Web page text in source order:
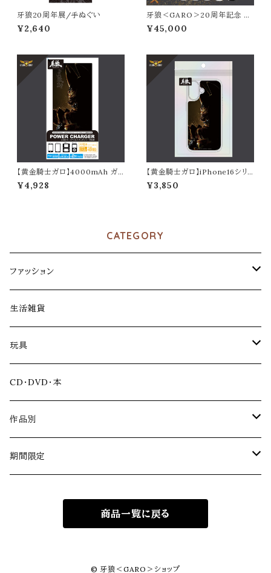
牙狼20周年展/手ぬぐい
¥2,640
牙狼＜GARO＞20周年記念 シ
ョットグラス
¥45,000
【黄金騎士ガロ】4000mAh ガラ
スリチウムイオンポリマー充電器
2.1A
¥4,928
【黄金騎士ガロ】iPhone16シリ
ーズ対応クリアケース
¥3,850
CATEGORY
ファッション
アパレル
ファッション雑貨
生活雑貨
玩具
アクリルスタンド
ソフビ
CD・DVD・本
作品別
冴島家シリーズ
期間限定
見開き記念アルバム
牙狼＜GARO＞ TAIGA
miniJAM Project×miniGARO
商品一覧に戻る
© 牙狼＜GARO＞ショップ